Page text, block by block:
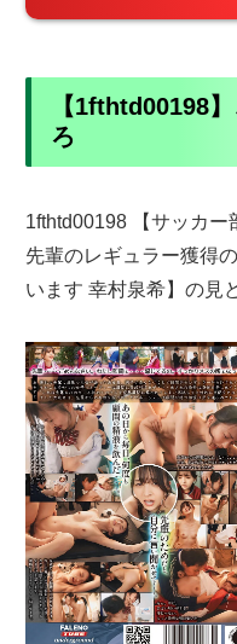
【1fthtd00198
ろ
1fthtd00198 【サッカ
先輩のレギュラー獲得
います 幸村泉希】の見